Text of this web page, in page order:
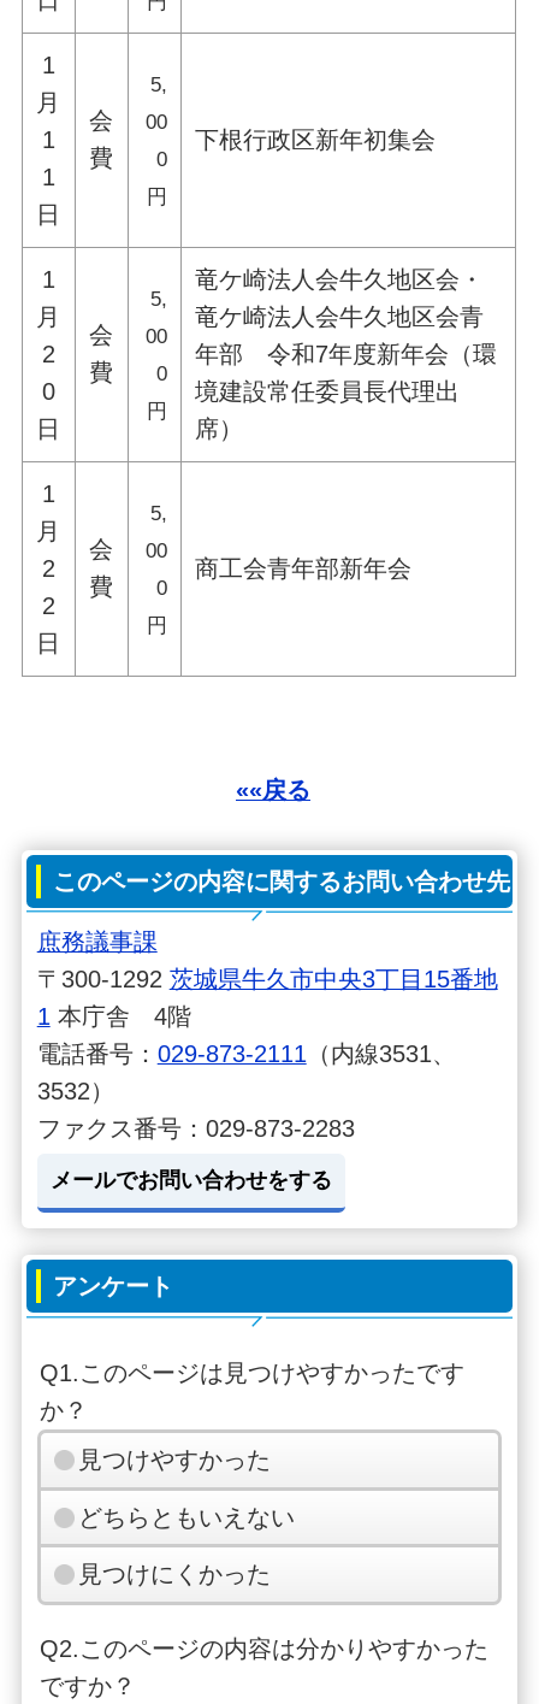
1
月
1
1
日
会
費
5,
00
0
円
下根行政区新年初集会
1
月
2
0
日
会
費
5,
00
0
円
竜ケ崎法人会牛久地区会・
竜ケ崎法人会牛久地区会青
年部 令和7年度新年会（環
境建設常任委員長代理出
席）
1
月
2
2
日
会
費
5,
00
0
円
商工会青年部新年会
««戻る
このページの内容に関するお問い合わせ先
庶務議事課
〒300-1292 茨城県牛久市中央3丁目15番地
1 本庁舎 4階
電話番号： 029-873-2111 （内線3531、
3532）
ファクス番号：029-873-2283
メールでお問い合わせをする
アンケート
Q1.このページは見つけやすかったです
か？
見つけやすかった
どちらともいえない
見つけにくかった
Q2.このページの内容は分かりやすかった
ですか？